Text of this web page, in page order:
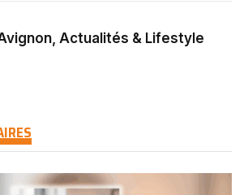
Actualités & Lifestyle